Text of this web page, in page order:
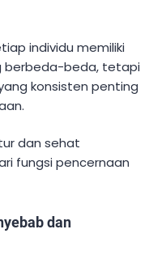
individu memiliki
berbeda-beda, tetapi
konsisten penting
dan sehat
fungsi pencernaan
dan